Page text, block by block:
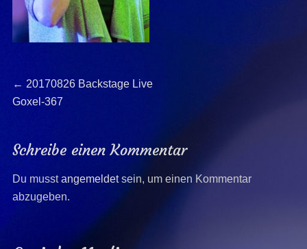
Beitragsnavigation
← Previous
post:
20170826 Backstage Live
Goxel-367
Schreibe einen Kommentar
Du musstangemeldetsein, um einen Kommentar
abzugeben.